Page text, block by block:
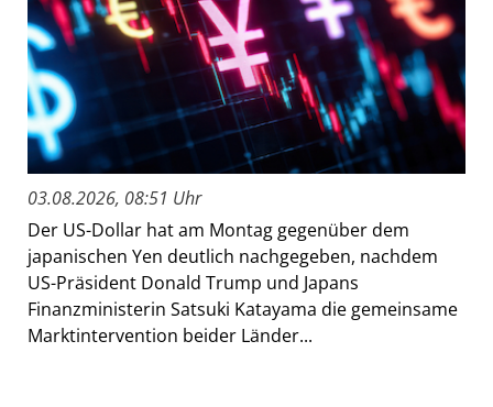
03.08.2026, 08:51 Uhr
Der US-Dollar hat am Montag gegenüber dem
japanischen Yen deutlich nachgegeben, nachdem
US-Präsident Donald Trump und Japans
Finanzministerin Satsuki Katayama die gemeinsame
Marktintervention beider Länder...